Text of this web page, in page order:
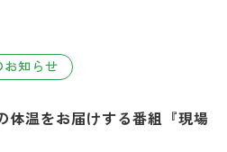
お知らせ
体温をお届けする番組『現場